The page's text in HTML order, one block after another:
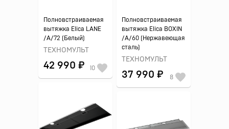
Полновстраиваемая
вытяжка Elica LANE
/A/72 (Белый)
ТЕХНОМУЛЬТ
42 990 ₽ 10
Полновстраиваемая
вытяжка Elica BOXIN
/A/60 (Нержавеющая
сталь)
ТЕХНОМУЛЬТ
37 990 ₽ 8